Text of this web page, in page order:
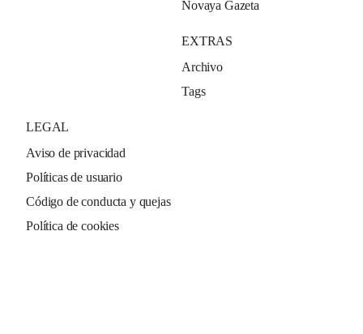
Novaya Gazeta
EXTRAS
Archivo
Tags
LEGAL
Aviso de privacidad
Políticas de usuario
Código de conducta y quejas
Política de cookies